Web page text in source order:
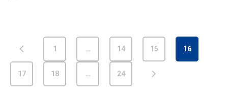
1 … 14 15 16
17 18 … 24